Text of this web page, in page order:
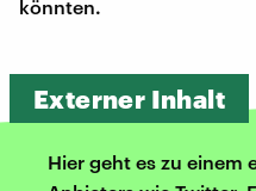
könnten.
Externer Inhalt
Hier geht es zu einem